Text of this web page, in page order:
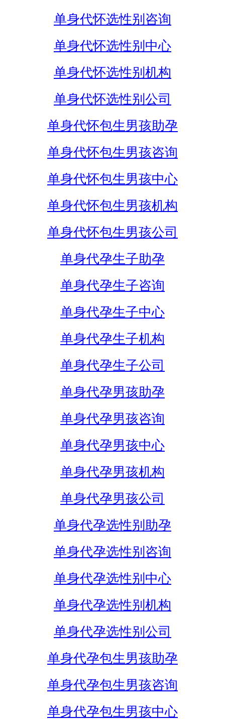
单身代怀选性别咨询
单身代怀选性别中心
单身代怀选性别机构
单身代怀选性别公司
单身代怀包生男孩助孕
单身代怀包生男孩咨询
单身代怀包生男孩中心
单身代怀包生男孩机构
单身代怀包生男孩公司
单身代孕生子助孕
单身代孕生子咨询
单身代孕生子中心
单身代孕生子机构
单身代孕生子公司
单身代孕男孩助孕
单身代孕男孩咨询
单身代孕男孩中心
单身代孕男孩机构
单身代孕男孩公司
单身代孕选性别助孕
单身代孕选性别咨询
单身代孕选性别中心
单身代孕选性别机构
单身代孕选性别公司
单身代孕包生男孩助孕
单身代孕包生男孩咨询
单身代孕包生男孩中心